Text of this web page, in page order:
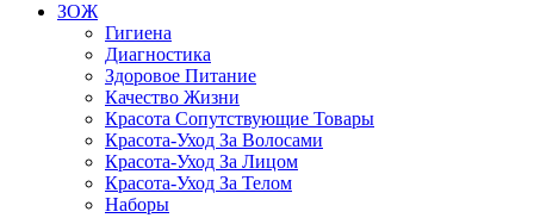
ЗОЖ
Гигиена
Диагностика
Здоровое Питание
Качество Жизни
Красота Сопутствующие Товары
Красота-Уход За Волосами
Красота-Уход За Лицом
Красота-Уход За Телом
Наборы